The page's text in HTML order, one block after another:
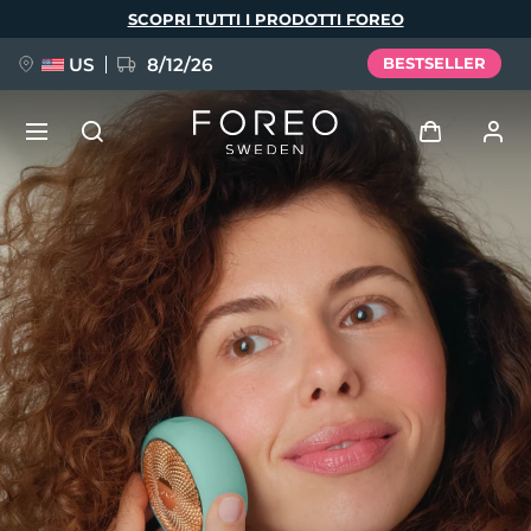
SCOPRI TUTTI I PRODOTTI FOREO
US 8/12/26 BESTSELLER
Accedi
Profilo utente
I miei dispositivi
I miei ordini
I miei indirizzi
I miei abbonamenti
NUOVO
FAQ™ Pure Beauty-Tech Elixir
BREAKING NEWS
issa™ Teeth Whitening Set
Lingua
English Deutsch
Español
Français
Italiano
Português
Polski
Svenska
Русский
Türkçe
简体中文 繁體中文